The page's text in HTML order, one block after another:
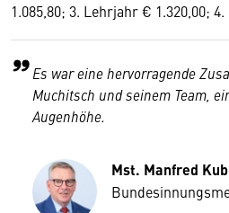
1.085,80; 3. Lehrjahr € 1.320,00;
Es war eine hervorragende
Muchitsch und seinem Team,
Augenhöhe.
Mst. Manfred